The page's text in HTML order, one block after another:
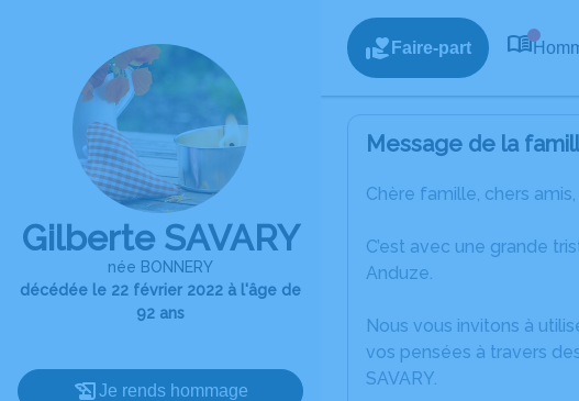
Gilberte SAVARY
née BONNERY
décédée le 22 février 2022 à l'âge de
92 ans
Je rends hommage
Faire-part
Message de la
Chère famille, chers amis,
C’est avec une grande
Anduze.
Nous vous invitons à
vos pensées à travers
SAVARY.